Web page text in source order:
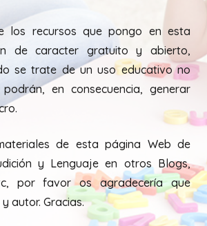
los recursos que pongo en esta
de caracter gratuito y abierto,
se trate de un uso educativo no
en consecuencia, generar
de esta página Web de
y Lenguaje en otros Blogs,
por favor os agradecería que
autor. Gracias.